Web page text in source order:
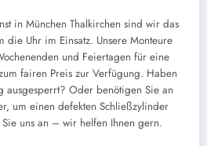
in München Thalkirchen sind wir das
die Uhr im Einsatz. Unsere Monteure
und Feiertagen für eine
fairen Preis zur Verfügung. Haben
ausgesperrt? Oder benötigen Sie an
um einen defekten Schließzylinder
Sie uns an – wir helfen Ihnen gern.